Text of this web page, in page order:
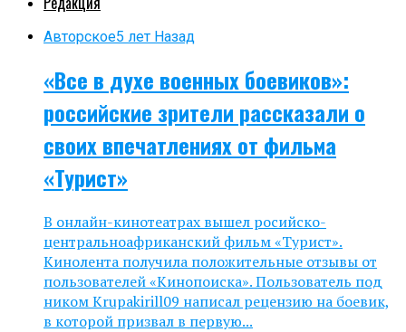
Авторское5 лет Назад
«Все в духе военных боевиков»:
российские зрители рассказали о
своих впечатлениях от фильма
«Турист»
В онлайн-кинотеатрах вышел росийско-
центральноафриканский фильм «Турист».
Кинолента получила положительные отзывы от
пользователей «Кинопоиска». Пользователь под
ником Krupakirill09 написал рецензию на боевик,
в которой призвал в первую...